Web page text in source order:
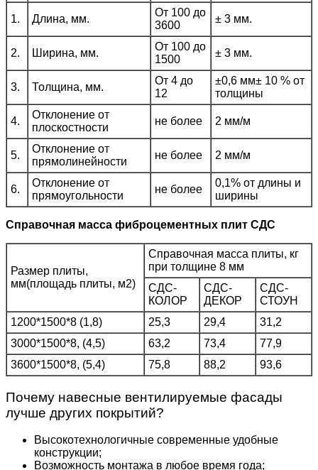
1. Длина, мм.
От 100 до
3600
± 3 мм.
2. Ширина, мм.
От 100 до
1500
± 3 мм.
3. Толщина, мм.
От 4 до
12
±0,6 мм± 10 % от
толщины
4.
Отклонение от
плоскостности
не более 2 мм/м
5.
Отклонение от
прямолинейности
не более 2 мм/м
6.
Отклонение от
прямоугольности
не более
0,1% от длины и
ширины
Справочная масса фиброцементных плит СДС
Размер плиты,
мм(площадь плиты, м2)
Справочная масса плиты, кг
при толщине 8 мм
СДС-
КОЛОР
СДС-
ДЕКОР
СДС-
СТОУН
1200*1500*8 (1,8)
25,3 29,4
31,2
3000*1500*8, (4,5)
63,2 73,4
77,9
3600*1500*8, (5,4)
75,8 88,2 93,6
Почему навесные вентилируемые фасады
лучше других покрытий?
Высокотехнологичные современные удобные
конструкции;
Возможность монтажа в любое время года;